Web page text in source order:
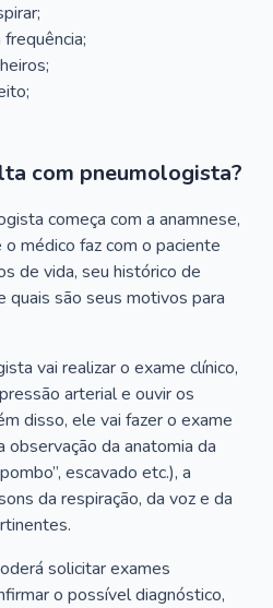
com pneumologista?
começa com a anamnese,
médico faz com o paciente
de vida, seu histórico de
quais são seus motivos para
vai realizar o exame clínico,
arterial e ouvir os
disso, ele vai fazer o exame
observação da anatomia da
escavado etc.), a
da respiração, da voz e da
solicitar exames
o possível diagnóstico,